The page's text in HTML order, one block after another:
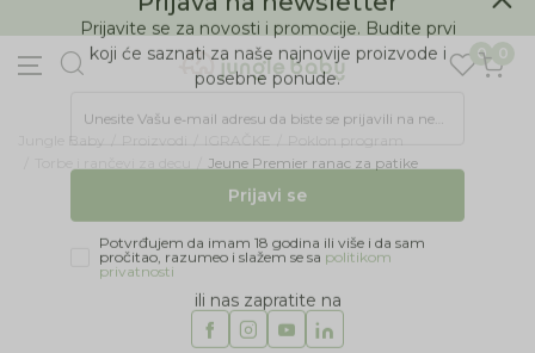
BESPLATNA ISPORUKA Paketa preko 4.000 RSD
0 0
Jungle Baby Proizvodi IGRAČKE
Poklon program
Jeune Premier ranac za patike
Prijava na newsletter
Prijavite se za novosti i promocije. Budite prvi
koji će saznati za naše najnovije proizvode i
Prijavi se
Potvrđujem da imam 18 godina ili više i da sam
ili nas zapratite na